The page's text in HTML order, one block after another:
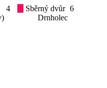
4
Sběrný dvůr
Drnholec
6